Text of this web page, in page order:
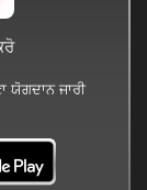
ਯੋਗਦਾਨ ਜਾਰੀ